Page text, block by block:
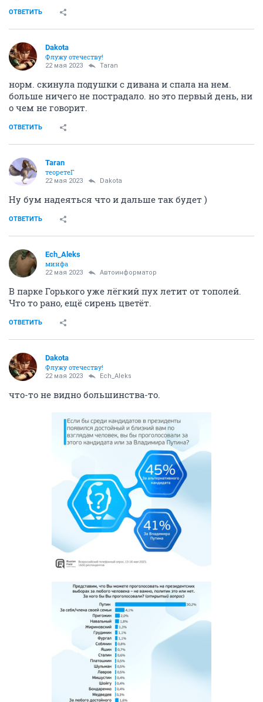
ОТВЕТИТЬ
Dаkota
Флужу отечеству!
22 мая 2023 Taran
норм. скинула подушки с дивана и спала на нем.
больше ничего не пострадало. но это первый день, ни
о чем не говорит.
ОТВЕТИТЬ
Taran
теоретеГ
22 мая 2023 Dаkota
Ну бум надеяться что и дальше так будет )
ОТВЕТИТЬ
Ech_Aleks
минфа
22 мая 2023 Автоинформатор
В парке Горького уже лёгкий пух летит от тополей.
Что то рано, ещё сирень цветёт.
ОТВЕТИТЬ
Dаkota
Флужу отечеству!
22 мая 2023 Ech_Aleks
что-то не видно большинства-то.